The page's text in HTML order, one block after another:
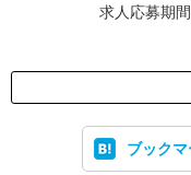
求人応募期
ブックマ